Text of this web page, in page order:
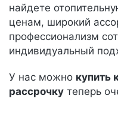
найдете
ценам, широкий
профессионализм
индивидуальный
У нас можно купить
рассрочку теперь